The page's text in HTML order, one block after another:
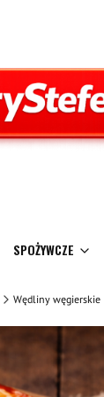
SPOŻYWCZE
Wędliny węgierskie